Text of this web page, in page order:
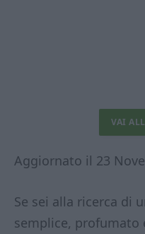
VAI
Aggiornato il 23
Se sei alla ricerca di
semplice, profumato